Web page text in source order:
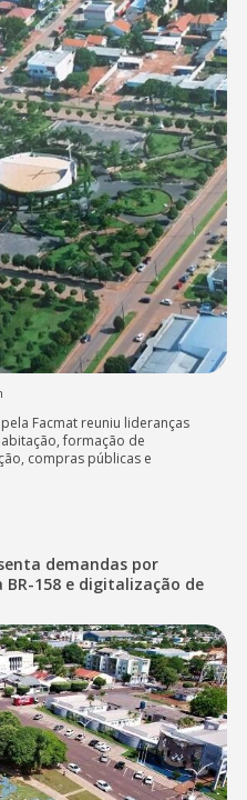
Facmat reuniu lideranças
formação de
compras públicas e
demandas por
158 e digitalização de